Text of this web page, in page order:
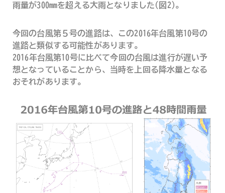
雨量が300mmを超える大雨となりました(図2)。
今回の台風第５号の進路は、この2016年台風第10号の
進路と類似する可能性があります。
2016年台風第10号に比べて今回の台風は進行が遅い予
想となっていることから、当時を上回る降水量となる
おそれがあります。